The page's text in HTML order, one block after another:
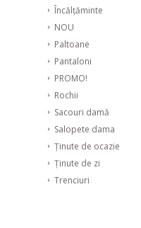
Încălțăminte
NOU
Paltoane
Pantaloni
PROMO!
Rochii
Sacouri damă
Salopete dama
Ținute de ocazie
Ținute de zi
Trenciuri